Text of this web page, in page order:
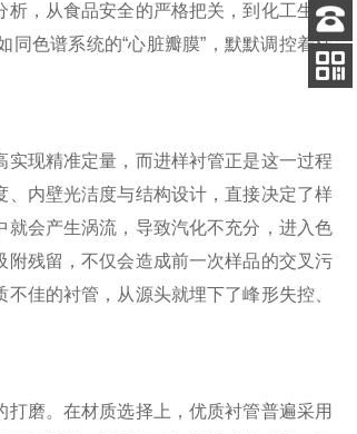
，从食品安全的严格把关，到化工生产
色谱系统的“心脏瓣膜”，默默调控着样
现精准定量，而进样衬管正是这一过程
、内壁光洁度与结构设计，直接决定了样
会产生涡流，导致汽化不充分，进入色
残留，不仅会造成前一次样品的交叉污
佳的衬管，从源头就埋下了峰形失控、
磨。在材质选择上，优质衬管普遍采用
客服
电话